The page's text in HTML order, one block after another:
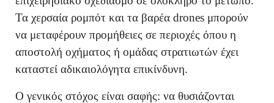
Τα χερσαία ρομπότ και τα βαρέα drones μπορούν
να μεταφέρουν προμήθειες σε περιοχές όπου η
αποστολή οχήματος ή ομάδας στρατιωτών έχει
καταστεί αδικαιολόγητα επικίνδυνη.
Ο γενικός στόχος είναι σαφής: να θυσιάζονται